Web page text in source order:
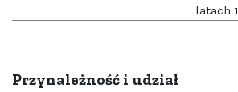
latach
Przynależność i udział